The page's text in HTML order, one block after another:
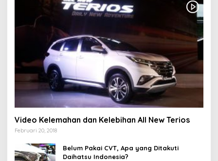
Video Kelemahan dan Kelebihan All New Terios
Februari 20, 2018
Belum Pakai CVT, Apa yang Ditakuti
Daihatsu Indonesia?